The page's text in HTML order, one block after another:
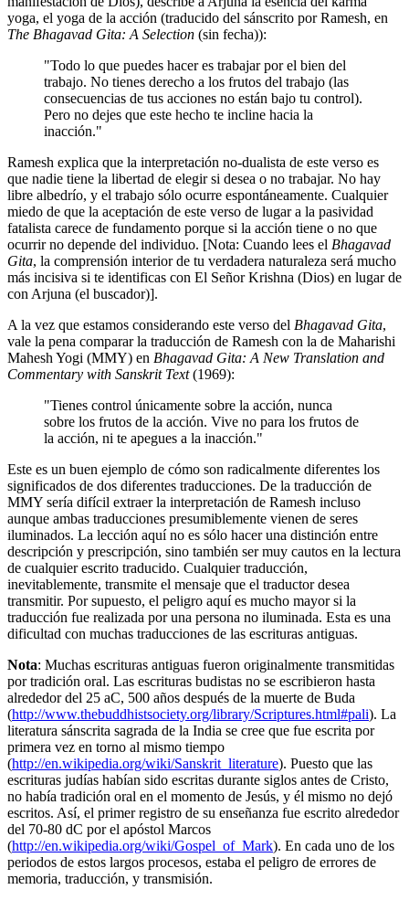
yoga, el yoga de la acción (traducido del sánscrito por Ramesh, en
The Bhagavad Gita: A Selection (sin fecha)):
"Todo lo que puedes hacer es trabajar por el bien del
trabajo. No tienes derecho a los frutos del trabajo (las
consecuencias de tus acciones no están bajo tu control).
Pero no dejes que este hecho te incline hacia la
inacción."
Ramesh explica que la interpretación no-dualista de este verso es
que nadie tiene la libertad de elegir si desea o no trabajar. No hay
libre albedrío, y el trabajo sólo ocurre espontáneamente. Cualquier
miedo de que la aceptación de este verso de lugar a la pasividad
fatalista carece de fundamento porque si la acción tiene o no que
ocurrir no depende del individuo. [Nota: Cuando lees el Bhagavad
Gita, la comprensión interior de tu verdadera naturaleza será mucho
más incisiva si te identificas con El Señor Krishna (Dios) en lugar de
con Arjuna (el buscador)].
A la vez que estamos considerando este verso del Bhagavad Gita,
vale la pena comparar la traducción de Ramesh con la de Maharishi
Mahesh Yogi (MMY) en Bhagavad Gita: A New Translation and
Commentary with Sanskrit Text(1969):
"Tienes control únicamente sobre la acción, nunca
sobre los frutos de la acción. Vive no para los frutos de
la acción, ni te apegues a la inacción."
Este es un buen ejemplo de cómo son radicalmente diferentes los
significados de dos diferentes traducciones. De la traducción de
MMY sería difícil extraer la interpretación de Ramesh incluso
aunque ambas traducciones presumiblemente vienen de seres
iluminados. La lección aquí no es sólo hacer una distinción entre
descripción y prescripción, sino también ser muy cautos en la lectura
de cualquier escrito traducido. Cualquier traducción,
inevitablemente, transmite el mensaje que el traductor desea
transmitir. Por supuesto, el peligro aquí es mucho mayor si la
traducción fue realizada por una persona no iluminada. Esta es una
dificultad con muchas traducciones de las escrituras antiguas.
Nota: Muchas escrituras antiguas fueron originalmente transmitidas
por tradición oral. Las escrituras budistas no se escribieron hasta
alrededor del 25 aC, 500 años después de la muerte de Buda
(http://www.thebuddhistsociety.org/library/Scriptures.html#pali). La
literatura sánscrita sagrada de la India se cree que fue escrita por
primera vez en torno al mismo tiempo
(http://en.wikipedia.org/wiki/Sanskrit_literature). Puesto que las
escrituras judías habían sido escritas durante siglos antes de Cristo,
no había tradición oral en el momento de Jesús, y él mismo no dejó
escritos. Así, el primer registro de su enseñanza fue escrito alrededor
del 70-80 dC por el apóstol Marcos
(http://en.wikipedia.org/wiki/Gospel_of_Mark). En cada uno de los
periodos de estos largos procesos, estaba el peligro de errores de
memoria, traducción, y transmisión.